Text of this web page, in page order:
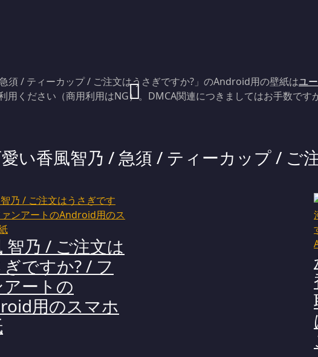
須 / ティーカップ / ご注文はうさぎですか?」のAndroid用の壁紙はユ
ください（商用利用はNG）。DMCA関連につきましてはお手数です
い香風智乃 / 急須 / ティーカップ / ご
智乃 / ご注文は
ぎですか? / フ
アートの
用のスマホ